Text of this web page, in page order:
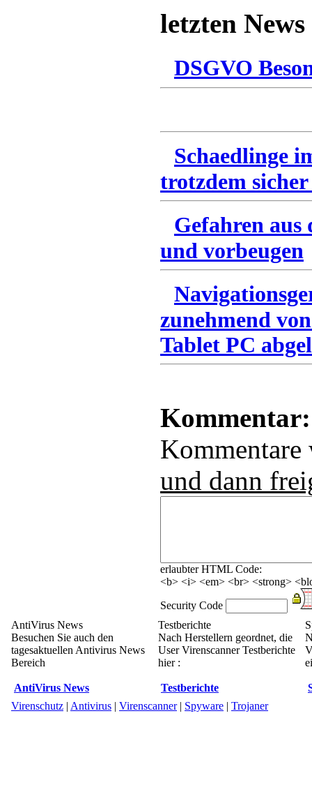
letzten News
DSGVO
Schaedlinge
trotzdem
Gefahren
und vorbeugen
zunehmend
Tablet PC
Kommentar:
und dann
erlaubter HTML Code:
<b> <i> <em> <br> <strong>
Security Code
AntiVirus News
Besuchen Sie auch den
tagesaktuellen Antivirus News
Bereich
AntiVirus News
Testberichte
Nach Herstellern geordnet, die
User Virenscanner Testberichte
hier :
Testberichte
Virenschutz | Antivirus | Virenscanner| Spyware | Trojaner